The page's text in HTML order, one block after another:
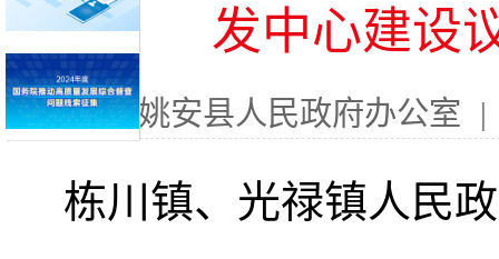
发中心建设
来源: 姚安县人民政府办公室 |
栋川镇、光禄镇人民